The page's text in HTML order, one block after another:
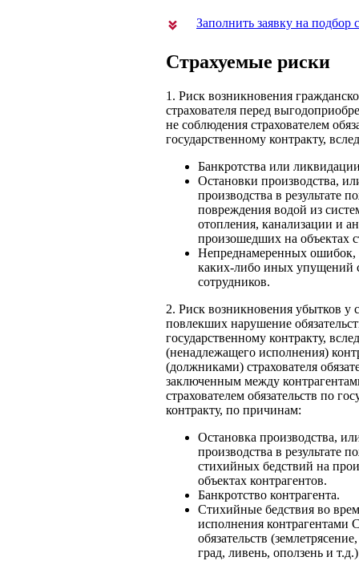
Заполнить заявку на подбор
Страхуемые риски
1. Риск возникновения
страхователя перед
не соблюдения страхователем
государственному контракту,
Банкротства или
Остановки производства,
производства в результате
повреждения водой из
отопления, канализации и
произошедших на объектах
Непреднамеренных ошибок,
каких-либо иных упущений
сотрудников.
2. Риск возникновения убытков у
повлекших нарушение
государственному контракту,
(ненадлежащего исполнения)
(должниками) страхователя
заключенным между
страхователем обязательств по
контракту, по причинам:
Остановка производства,
производства в результате
стихийных бедствий на
объектах контрагентов.
Банкротство контрагента.
Стихийные бедствия во
исполнения контрагентами
обязательств
град, ливень, оползень и